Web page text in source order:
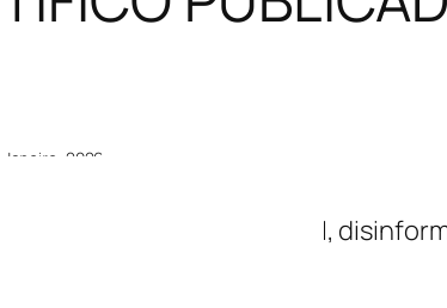
Janeiro, 2026
decide the climate: AI,